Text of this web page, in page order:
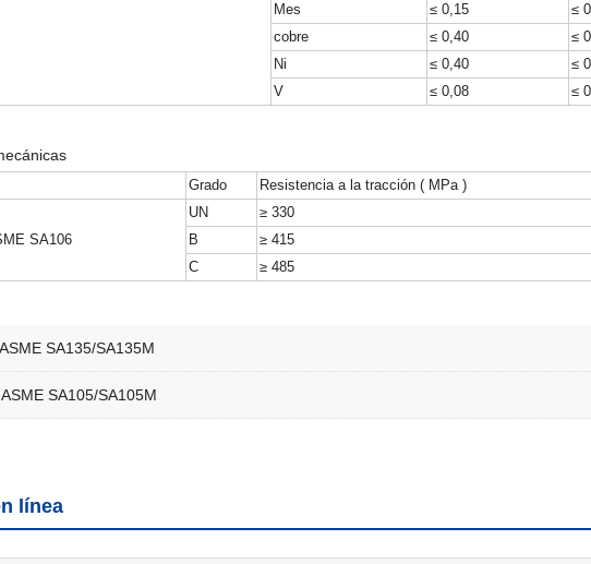
Mes
≤ 0,15 ≤
cobre
≤ 0,40 ≤
Ni
≤ 0,40 ≤
V
≤ 0,08 ≤
Grado Resistencia a la tracción ( MPa )
SA106
UN ≥ 330
B
≥ 415
C
≥ 485
ASME SA135/SA135M
ASME SA105/SA105M
línea